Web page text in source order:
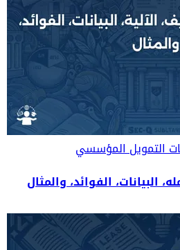
التمويل المؤسسي
البيانات، الفوائد، والمثال